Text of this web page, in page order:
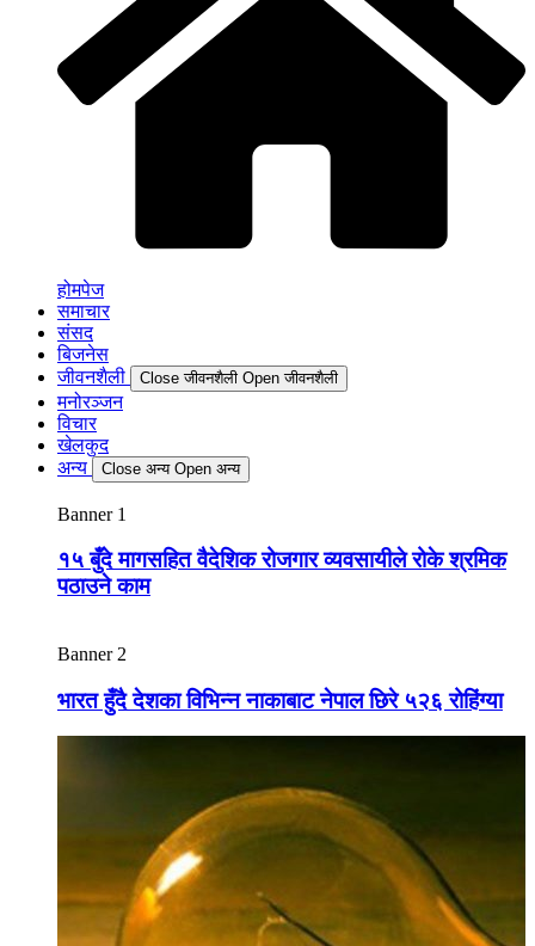
होमपेज
समाचार
संसद
बिजनेस
जीवनशैली
Close जीवनशैली Open जीवनशैली
मनोरञ्जन
विचार
खेलकुद
अन्य
Close अन्य Open अन्य
Banner 1
१५ बुँदे मागसहित वैदेशिक रोजगार व्यवसायीले रोके श्रमिक
पठाउने काम
Banner 2
भारत हुँदै देशका विभिन्न नाकाबाट नेपाल छिरे ५२६ रोहिंग्या